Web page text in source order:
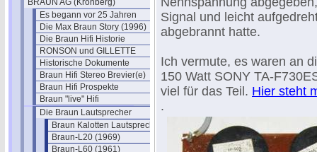
BRAUN AG (Kronberg)
Es begann vor 25 Jahren
Die Max Braun Story (1996)
Die Braun Hifi Historie
RONSON und GILLETTE
Historische Dokumente
Braun Hifi Stereo Brevier(e)
Braun Hifi Prospekte
Braun "live" Hifi
Die Braun Lautsprecher
Braun Kalotten Lautsprecher
Braun-L20 (1969)
Braun-L60 (1961)
Signal und leicht
abgebrannt hatte.
Ich vermute, es waren an
150 Watt SONY TA-
viel für das Teil. Hier steht
.